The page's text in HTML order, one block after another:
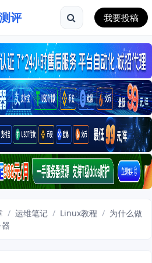
评 我要投稿
/ 运维笔记 / Linux教程 / 为什么做